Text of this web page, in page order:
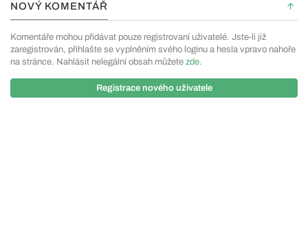
NOVÝ KOMENTÁŘ
Komentáře mohou přidávat pouze registrovaní uživatelé. Jste-li již
zaregistrován, přihlašte se vyplněním svého loginu a hesla vpravo nahoře
na stránce. Nahlásit nelegální obsah můžete zde.
Registrace nového uživatele